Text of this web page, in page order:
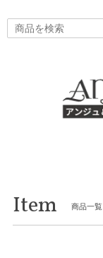
Item 商品一覧